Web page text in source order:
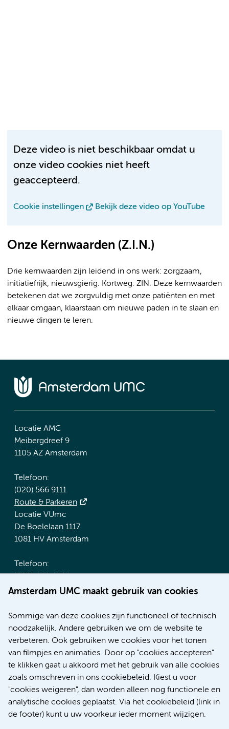
Amsterdam UMC maakt gebruik van cookies
Sommige van deze cookies zijn functioneel of technisch
noodzakelijk. Andere gebruiken we om de website te
verbeteren. Ook gebruiken we cookies voor het tonen
van filmpjes en animaties. Door op "cookies accepteren"
te klikken gaat u akkoord met het gebruik van alle cookies
zoals omschreven in ons cookiebeleid. Kiest u voor
"cookies weigeren", dan worden alleen nog functionele en
analytische cookies geplaatst. Via het cookiebeleid (link in
de footer) kunt u uw voorkeur ieder moment wijzigen.
Deze video is niet beschikbaar omdat u
onze video cookies niet heeft
geaccepteerd.
Cookie instellingen Bekijk deze video op YouTube
Onze Kernwaarden (Z.I.N.)
Drie kernwaarden zijn leidend in ons werk: zorgzaam,
initiatiefrijk, nieuwsgierig. Kortweg: ZIN. Deze kernwaarden
betekenen dat we zorgvuldig met onze patiënten en met
elkaar omgaan, klaarstaan om nieuwe paden in te slaan en
nieuwe dingen te leren.
Locatie AMC
Meibergdreef 9
1105 AZ Amsterdam
Telefoon:
(020) 566 9111
Route & Parkeren
Locatie VUmc
De Boelelaan 1117
1081 HV Amsterdam
Telefoon:
(020) 444 4444
Route & Parkeren
Meer Amsterdam UMC websites:
Werken bij Amsterdam UMC
Over Amsterdam UMC
Nieuws
Research
Educatie Locatie VUmc